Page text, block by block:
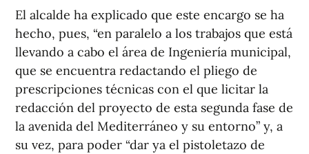
El alcalde ha explicado que este encargo se ha
hecho, pues, “en paralelo a los trabajos que está
llevando a cabo el área de Ingeniería municipal,
que se encuentra redactando el pliego de
prescripciones técnicas con el que licitar la
redacción del proyecto de esta segunda fase de
la avenida del Mediterráneo y su entorno” y, a
su vez, para poder “dar ya el pistoletazo de